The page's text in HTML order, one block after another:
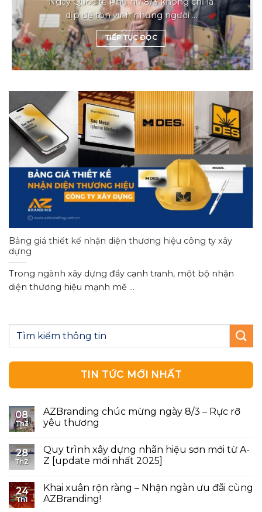
dịp để tôn vinh những người ...
TIẾP TỤC ĐỌC
Bảng giá thiết kế nhận diện thương hiệu công ty xây
dựng
Trong ngành xây dựng đầy cạnh tranh, một bộ nhận
diện thương hiệu mạnh mẽ ...
TIN TỨC MỚI NHẤT
08
Th3
AZBranding chúc mừng ngày 8/3 – Rực rỡ
yêu thương
28
Th2
Quy trình xây dựng nhãn hiệu sơn mới từ A-
Z [update mới nhất 2025]
24
Th1
Khai xuân rộn ràng – Nhận ngàn ưu đãi cùng
AZBranding!